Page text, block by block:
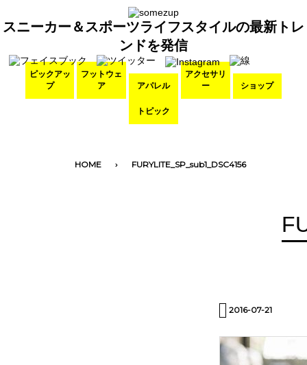
スニーカー＆スポーツライフスタイルの最新トレ
ンドを発信
ピックアッ
プ
フットウェ
ア
アパレル
アクセサリ
ー
ショップ
トピック
HOME FURYLITE_SP_sub1_DSC4156
2016-07-21